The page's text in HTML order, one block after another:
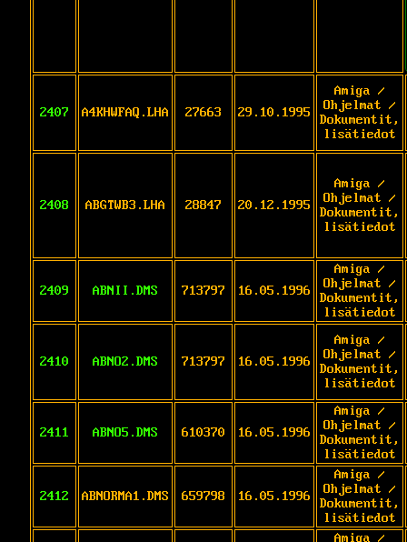
2407 A4KHWFAQ.LHA 27663 29.10.1995
Amiga /
Ohjelmat /
Dokumentit,
lisätiedot
2408 ABGTWB3.LHA 28847 20.12.1995
Amiga /
Ohjelmat /
Dokumentit,
lisätiedot
2409 ABNII.DMS 713797 16.05.1996
Amiga /
Ohjelmat /
Dokumentit,
lisätiedot
2410 ABNO2.DMS 713797 16.05.1996
Amiga /
Ohjelmat /
Dokumentit,
lisätiedot
2411 ABNO5.DMS 610370 16.05.1996
Amiga /
Ohjelmat /
Dokumentit,
lisätiedot
2412 ABNORMA1.DMS 659798 16.05.1996
Amiga /
Ohjelmat /
Dokumentit,
lisätiedot
Amiga /